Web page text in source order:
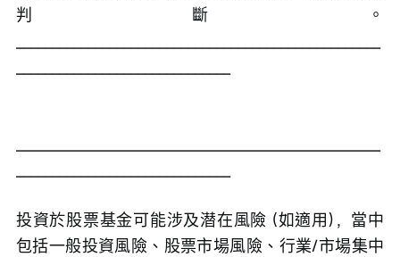
判斷。
投資於股票基金可能涉及潜在風險 (如適用)，當中
包括一般投資風險、股票市場風險、行業/市場集中